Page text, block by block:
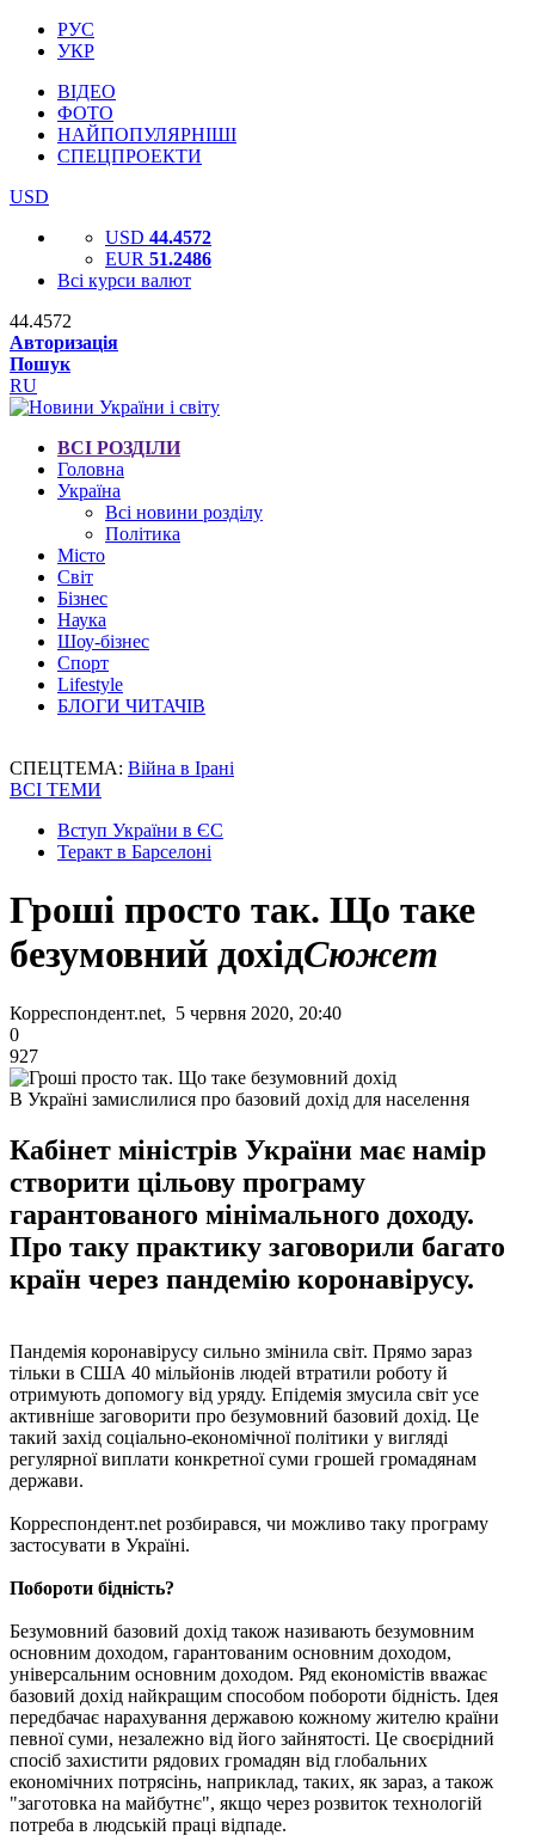
РУС
УКР
ВІДЕО
ФОТО
НАЙПОПУЛЯРНІШІ
СПЕЦПРОЕКТИ
USD
USD 44.4572
EUR 51.2486
Всі курси валют
44.4572
Авторизація
Пошук
RU
ВСІ РОЗДІЛИ
Головна
Україна
Всі новини розділу
Політика
Місто
Світ
Бізнес
Наука
Шоу-бізнес
Спорт
Lifestyle
БЛОГИ ЧИТАЧІВ
СПЕЦТЕМА: Війна в Ірані
ВСІ ТЕМИ
Вступ України в ЄС
Теракт в Барселоні
Гроші просто так. Що таке
безумовний дохідСюжет
Корреспондент.net, 5 червня 2020, 20:40
0
927
В Україні замислилися про базовий дохід для населення
Кабінет міністрів України має намір
створити цільову програму
гарантованого мінімального доходу.
Про таку практику заговорили багато
країн через пандемію коронавірусу.
Пандемія коронавірусу сильно змінила світ. Прямо зараз
тільки в США 40 мільйонів людей втратили роботу й
отримують допомогу від уряду. Епідемія змусила світ усе
активніше заговорити про безумовний базовий дохід. Це
такий захід соціально-економічної політики у вигляді
регулярної виплати конкретної суми грошей громадянам
держави.
Корреспондент.net розбирався, чи можливо таку програму
застосувати в Україні.
Побороти бідність?
Безумовний базовий дохід також називають безумовним
основним доходом, гарантованим основним доходом,
універсальним основним доходом. Ряд економістів вважає
базовий дохід найкращим способом побороти бідність. Ідея
передбачає нарахування державою кожному жителю країни
певної суми, незалежно від його зайнятості. Це своєрідний
спосіб захистити рядових громадян від глобальних
економічних потрясінь, наприклад, таких, як зараз, а також
"заготовка на майбутнє", якщо через розвиток технологій
потреба в людській праці відпаде.